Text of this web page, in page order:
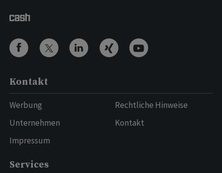
Kontakt
Werbung
Unternehmen
Impressum
Rechtliche Hinweise
Kontakt
Services